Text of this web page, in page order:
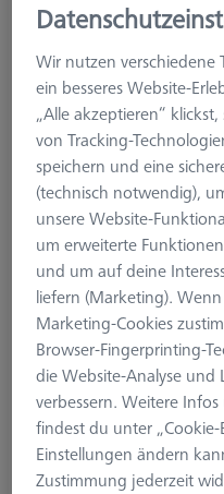
Produktart
Ø Kugel (DK)
Länge (L)
Tastmaterial
Tastelement
Schaftmaterial
System
Messlänge (ML)
Ø Schaft (DS)
Wir nutzen verschiedene
ein besseres Website-
„Alle akzeptieren“
von Tracking-
speichern und eine
(technisch notwendig),
unsere Website-
um erweiterte
und um auf deine
liefern (Marketing).
Marketing-Cookies
Browser-Fingerprinting-
die Website-Analyse und
verbessern. Weitere
findest du unter
Einstellungen ändern
Zustimmung jederzeit